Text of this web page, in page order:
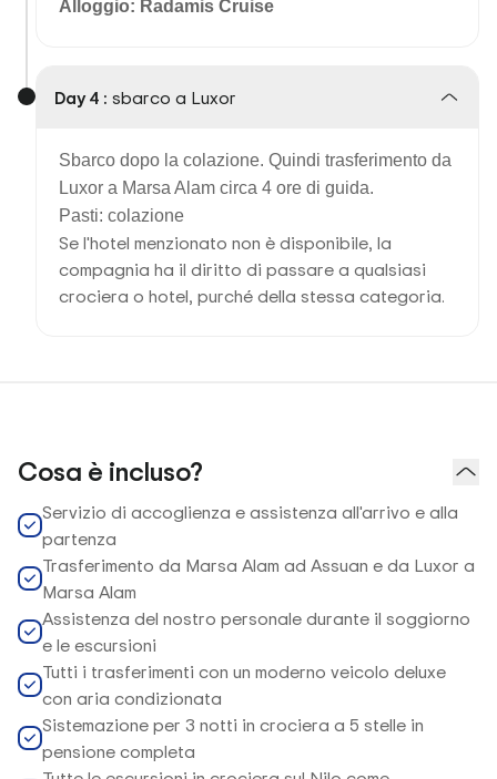
Alloggio: Radamis Cruise
Day 4 : sbarco a Luxor
Sbarco dopo la colazione. Quindi trasferimento da
Luxor a Marsa Alam circa 4 ore di guida.
Pasti: colazione
Se l'hotel menzionato non è disponibile, la
compagnia ha il diritto di passare a qualsiasi
crociera o hotel, purché della stessa categoria.
Cosa è incluso?
Servizio di accoglienza e assistenza all'arrivo e alla
partenza
Trasferimento da Marsa Alam ad Assuan e da Luxor a
Marsa Alam
Assistenza del nostro personale durante il soggiorno
e le escursioni
Tutti i trasferimenti con un moderno veicolo deluxe
con aria condizionata
Sistemazione per 3 notti in crociera a 5 stelle in
pensione completa